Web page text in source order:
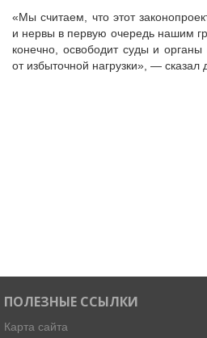
Конкурсы Совета
Семинары Совета
Издания Совета
«Мы считаем, что этот
и нервы в первую очередь нашим
конечно, освободит суды и
от избыточной нагрузки», — сказал
ПОЛЕЗНЫЕ ССЫЛКИ
Карта сайта